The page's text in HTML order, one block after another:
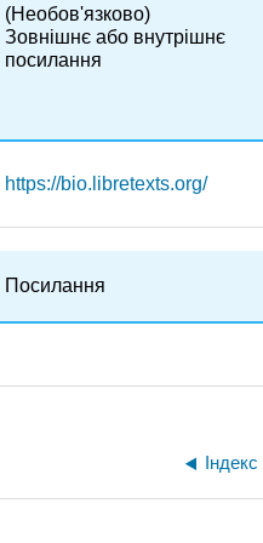
(Необов'язково)
Зовнішнє або внутрішнє
посилання
https://bio.libretexts.org/
Посилання
Індекс